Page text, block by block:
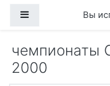
Боковая панель
Вы
чемпионаты
2000